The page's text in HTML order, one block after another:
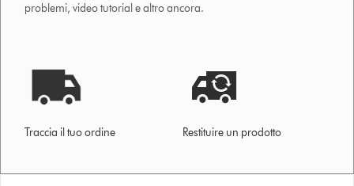
problemi, video tutorial e altro ancora.
Traccia il tuo ordine Restituire un prodotto